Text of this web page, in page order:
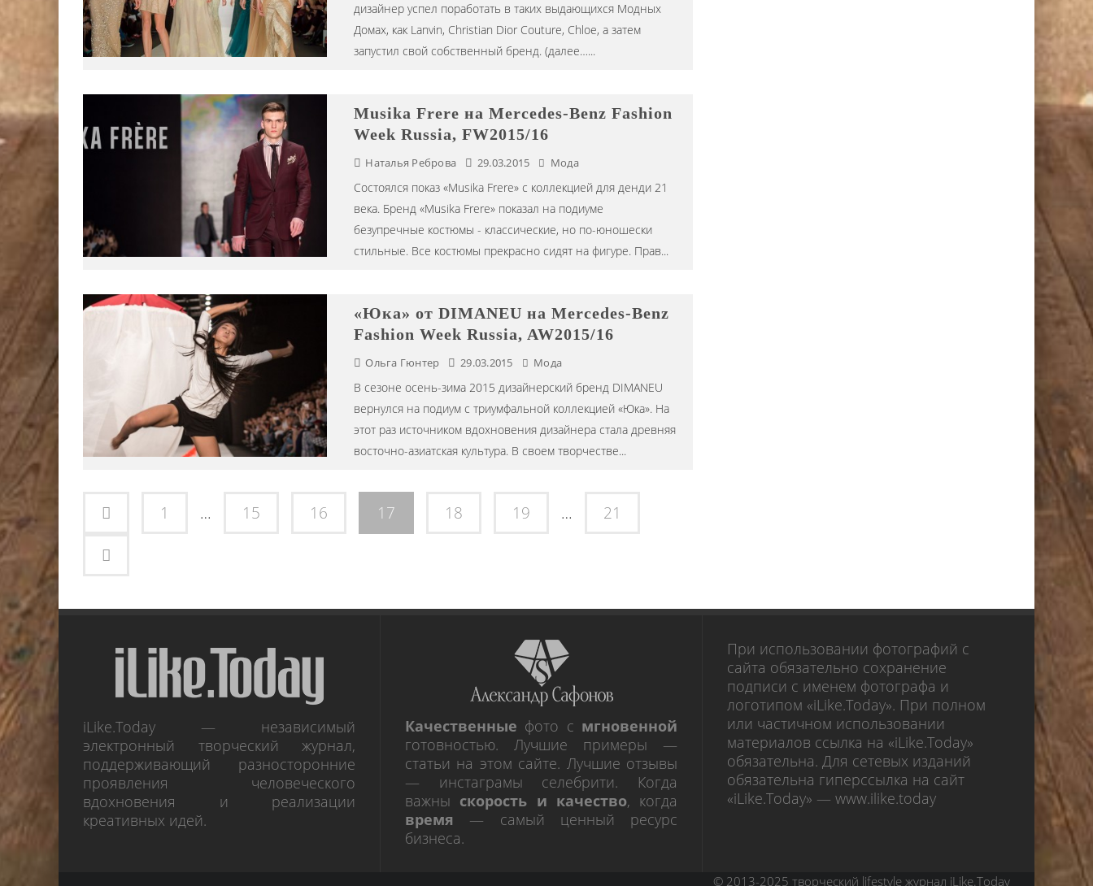
дизайнер успел поработать в таких выдающихся Модных
Домах, как Lanvin, Christian Dior Couture, Chloe, а затем
запустил свой собственный бренд. (далее…...
Musika Frere на Mercedes-Benz Fashion
Week Russia, FW2015/16
Наталья Реброва 29.03.2015 Мода
Состоялся показ «Musika Frere» с коллекцией для денди 21
века. Бренд «Musika Frere» показал на подиуме
безупречные костюмы - классические, но по-юношески
стильные. Все костюмы прекрасно сидят на фигуре. Прав...
«Юка» от DIMANEU на Mercedes-Benz
Fashion Week Russia, AW2015/16
Ольга Гюнтер 29.03.2015 Мода
В сезоне осень-зима 2015 дизайнерский бренд DIMANEU
вернулся на подиум с триумфальной коллекцией «Юка». На
этот раз источником вдохновения дизайнера стала древняя
восточно-азиатская культура. В своем творчестве...
1 … 15 16 17 18 19 … 21
iLike.Today — независимый
электронный творческий журнал,
поддерживающий разносторонние
проявления человеческого
вдохновения и реализации
креативных идей.
Качественные фото с мгновенной
готовностью. Лучшие примеры —
статьи на этом сайте. Лучшие отзывы
— инстаграмы селебрити. Когда
важны скорость и качество, когда
время — самый ценный ресурс
бизнеса.
При использовании фотографий с
сайта обязательно сохранение
подписи с именем фотографа и
логотипом «iLike.Today». При полном
или частичном использовании
материалов ссылка на «iLike.Today»
обязательна. Для сетевых изданий
обязательна гиперссылка на сайт
«iLike.Today» — www.ilike.today
© 2013-2025 творческий lifestyle журнал iLike.Today